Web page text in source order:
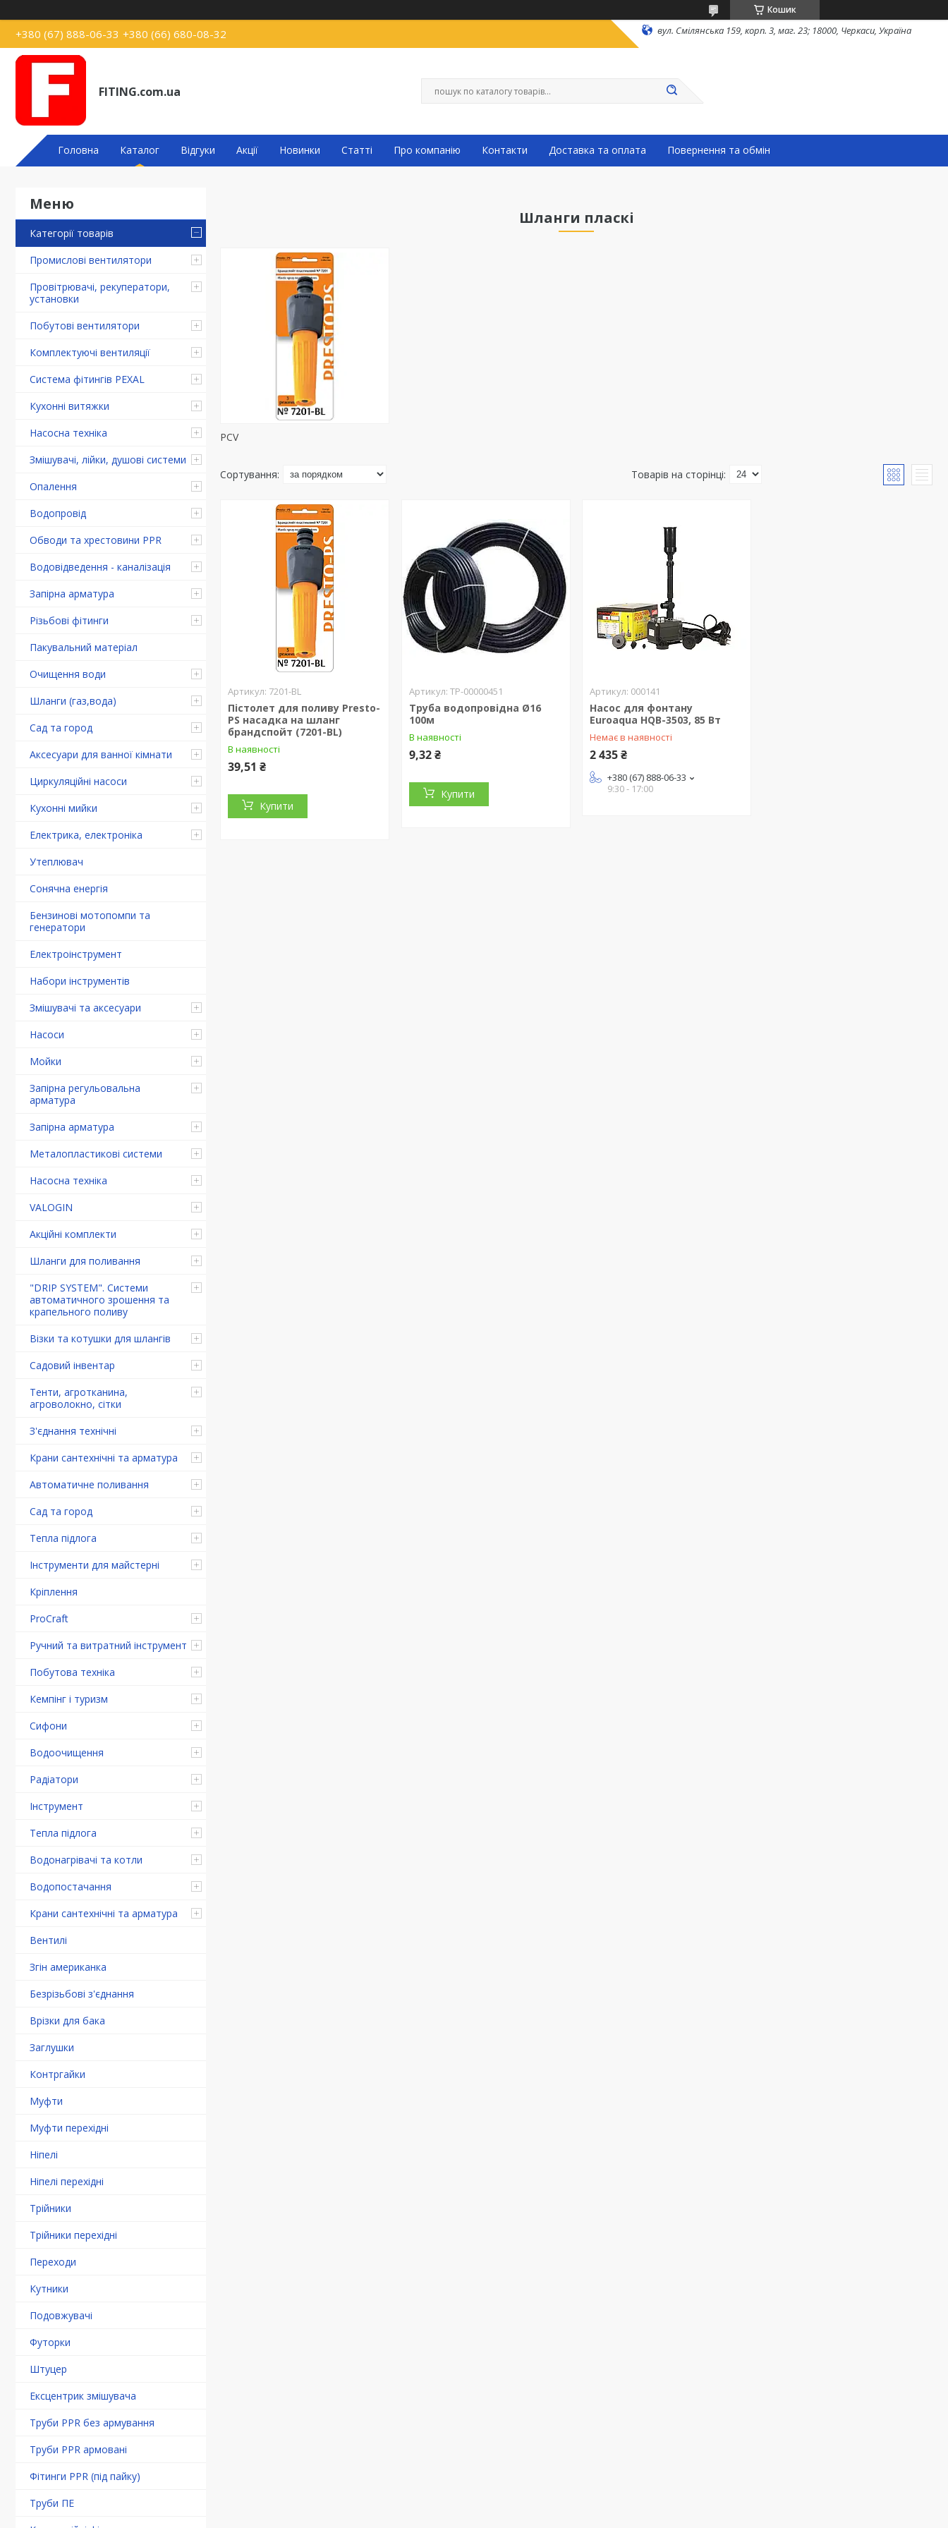
Кошик
+380 (67) 888-06-33 +380 (66) 680-08-32 вул. Смілянська 159, корп. 3, маг. 23; 18000, Черкаси, Україна
FITING.com.ua
Головна Каталог Відгуки Акції Новинки Статті Про компанію Контакти Доставка та оплата Повернення та обмін
Категорії товарів
Промислові вентилятори
Провітрювачі, рекуператори,
установки
Побутові вентилятори
Комплектуючі вентиляції
Система фітингів PEXAL
Кухонні витяжки
Насосна техніка
Змішувачі, лійки, душові системи
Опалення
Водопровід
Обводи та хрестовини PPR
Водовідведення - каналізація
Запірна арматура
Різьбові фітинги
Пакувальний матеріал
Очищення води
Шланги (газ,вода)
Сад та город
Аксесуари для ванної кімнати
Циркуляційні насоси
Кухонні мийки
Електрика, електроніка
Утеплювач
Сонячна енергія
Бензинові мотопомпи та
генератори
Електроінструмент
Набори інструментів
Змішувачі та аксесуари
Насоси
Мойки
Запірна регульовальна
арматура
Запірна арматура
Металопластикові системи
Насосна техніка
VALOGIN
Акційні комплекти
Шланги для поливання
"DRIP SYSTEM". Системи
автоматичного зрошення та
крапельного поливу
Візки та котушки для шлангів
Садовий інвентар
Тенти, агротканина,
агроволокно, сітки
З'єднання технічні
Крани сантехнічні та арматура
Автоматичне поливання
Сад та город
Тепла підлога
Інструменти для майстерні
Кріплення
ProCraft
Ручний та витратний інструмент
Побутова техніка
Кемпінг і туризм
Сифони
Водоочищення
Радіатори
Інструмент
Тепла підлога
Водонагрівачі та котли
Водопостачання
Крани сантехнічні та арматура
Вентилі
Згін американка
Безрізьбові з'єднання
Врізки для бака
Заглушки
Контргайки
Муфти
Муфти перехідні
Ніпелі
Ніпелі перехідні
Трійники
Трійники перехідні
Переходи
Кутники
Подовжувачі
Футорки
Штуцер
Ексцентрик змішувача
Труби PPR без армування
Труби PPR армовані
Фітинги PPR (під пайку)
Труби ПЕ
Шланги пласкі
PCV
7201-BL
Пістолет для поливу Presto-
PS насадка на шланг
брандспойт (7201-BL)
В наявності
39,51 ₴
Купити
ТР-00000451
Труба водопровідна Ø16
100м
В наявності
9,32 ₴
Купити
000141
Насос для фонтану
Euroaqua HQB-3503, 85 Вт
Немає в наявності
2 435 ₴
+380 (67) 888-06-33
9:30 - 17:00